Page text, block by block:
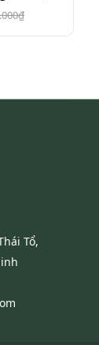
Tổ,